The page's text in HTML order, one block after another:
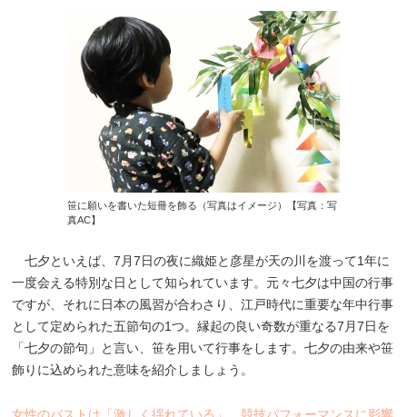
笹に願いを書いた短冊を飾る（写真はイメージ）【写真：写
真AC】
七夕といえば、7月7日の夜に織姫と彦星が天の川を渡って1年に
一度会える特別な日として知られています。元々七夕は中国の行事
ですが、それに日本の風習が合わさり、江戸時代に重要な年中行事
として定められた五節句の1つ。縁起の良い奇数が重なる7月7日を
「七夕の節句」と言い、笹を用いて行事をします。七夕の由来や笹
飾りに込められた意味を紹介しましょう。
女性のバストは「激しく揺れている」 競技パフォーマンスに影響